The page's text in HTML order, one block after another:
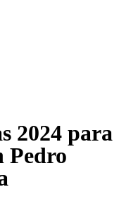
2024 para
Pedro